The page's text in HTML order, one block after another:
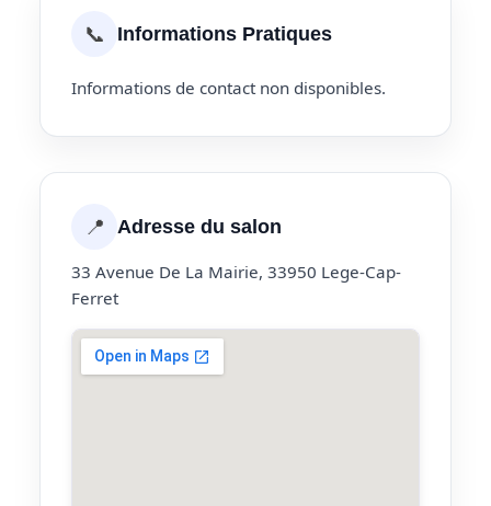
📞 Informations Pratiques
Informations de contact non disponibles.
📍 Adresse du salon
33 Avenue De La Mairie, 33950 Lege-Cap-
Ferret